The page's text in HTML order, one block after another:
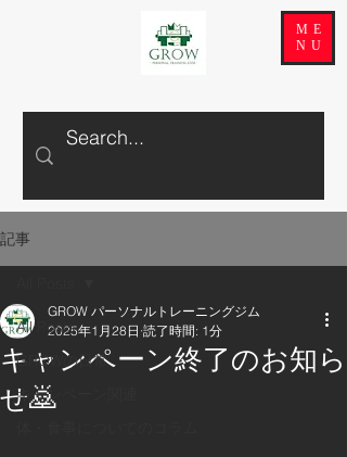
ME
NU
記事
All Posts
GROWの日常
キャンペーン関連
キャンペーン終了のお知ら
せ🙇
GROW パーソナルトレーニングジム
2025年1月28日 読了時間: 1分